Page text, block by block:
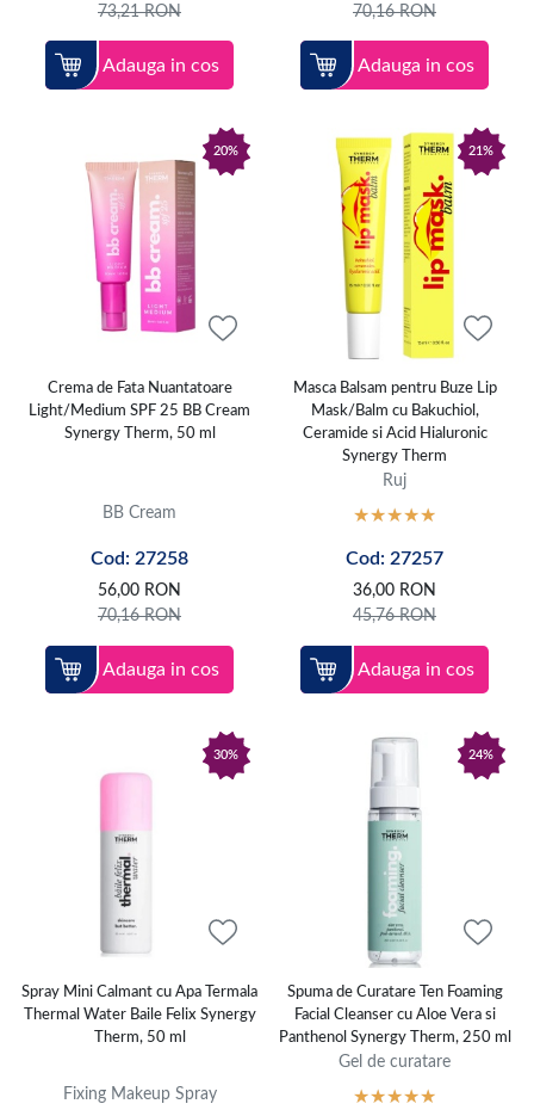
73,21RON
Adauga in cos
70,16RON
Adauga in cos
20%
Crema de Fata Nuantatoare
Light/Medium SPF 25 BB Cream
Synergy Therm, 50 ml
BB Cream
Cod: 27258
56,00 RON
70,16RON
Adauga in cos
21%
Masca Balsam pentru Buze Lip
Mask/Balm cu Bakuchiol,
Ceramide si Acid Hialuronic
Synergy Therm
Ruj
Cod: 27257
36,00 RON
45,76RON
Adauga in cos
30%
Spray Mini Calmant cu Apa Termala
Thermal Water Baile Felix Synergy
Therm, 50 ml
Fixing Makeup Spray
24%
Spuma de Curatare Ten Foaming
Facial Cleanser cu Aloe Vera si
Panthenol Synergy Therm, 250 ml
Gel de curatare